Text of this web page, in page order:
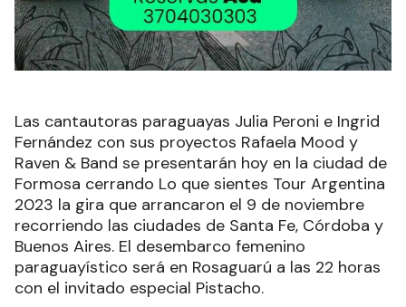
Las cantautoras paraguayas Julia Peroni e Ingrid
Fernández con sus proyectos Rafaela Mood y
Raven & Band se presentarán hoy en la ciudad de
Formosa cerrando Lo que sientes Tour Argentina
2023 la gira que arrancaron el 9 de noviembre
recorriendo las ciudades de Santa Fe, Córdoba y
Buenos Aires. El desembarco femenino
paraguayístico será en Rosaguarú a las 22 horas
con el invitado especial Pistacho.